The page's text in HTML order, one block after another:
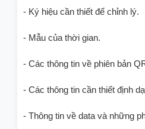
- Ký hiệu cần thiết để chỉnh lý.
- Mẫu của thời gian.
- Các thông tin về phiên bản
- Các thông tin cần thiết định
- Thông tin về data và những